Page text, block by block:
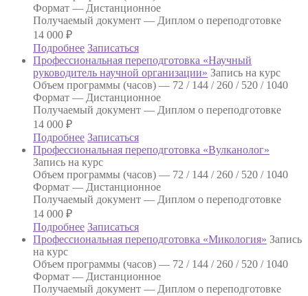
Формат — Дистанционное
Получаемый документ — Диплом о переподготовке
14 000 ₽
Подробнее Записаться
Профессиональная переподготовка «Научный
руководитель научной организации» Запись на курс
Объем программы (часов) — 72 / 144 / 260 / 520 / 1040
Формат — Дистанционное
Получаемый документ — Диплом о переподготовке
14 000 ₽
Подробнее Записаться
Профессиональная переподготовка «Вулканолог»
Запись на курс
Объем программы (часов) — 72 / 144 / 260 / 520 / 1040
Формат — Дистанционное
Получаемый документ — Диплом о переподготовке
14 000 ₽
Подробнее Записаться
Профессиональная переподготовка «Микология» Запись
на курс
Объем программы (часов) — 72 / 144 / 260 / 520 / 1040
Формат — Дистанционное
Получаемый документ — Диплом о переподготовке